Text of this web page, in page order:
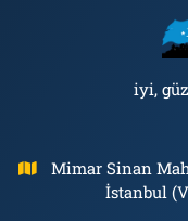
iyi,
Mimar Sinan
İstanbul